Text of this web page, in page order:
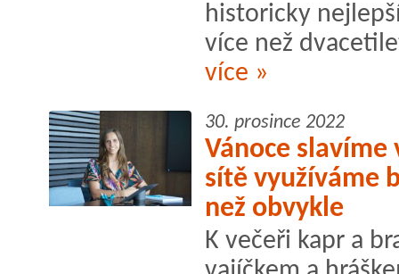
historicky
více než
více »
30. prosince 2022
Vánoce slavíme
sítě využíváme
než obvykle
K večeři kapr a